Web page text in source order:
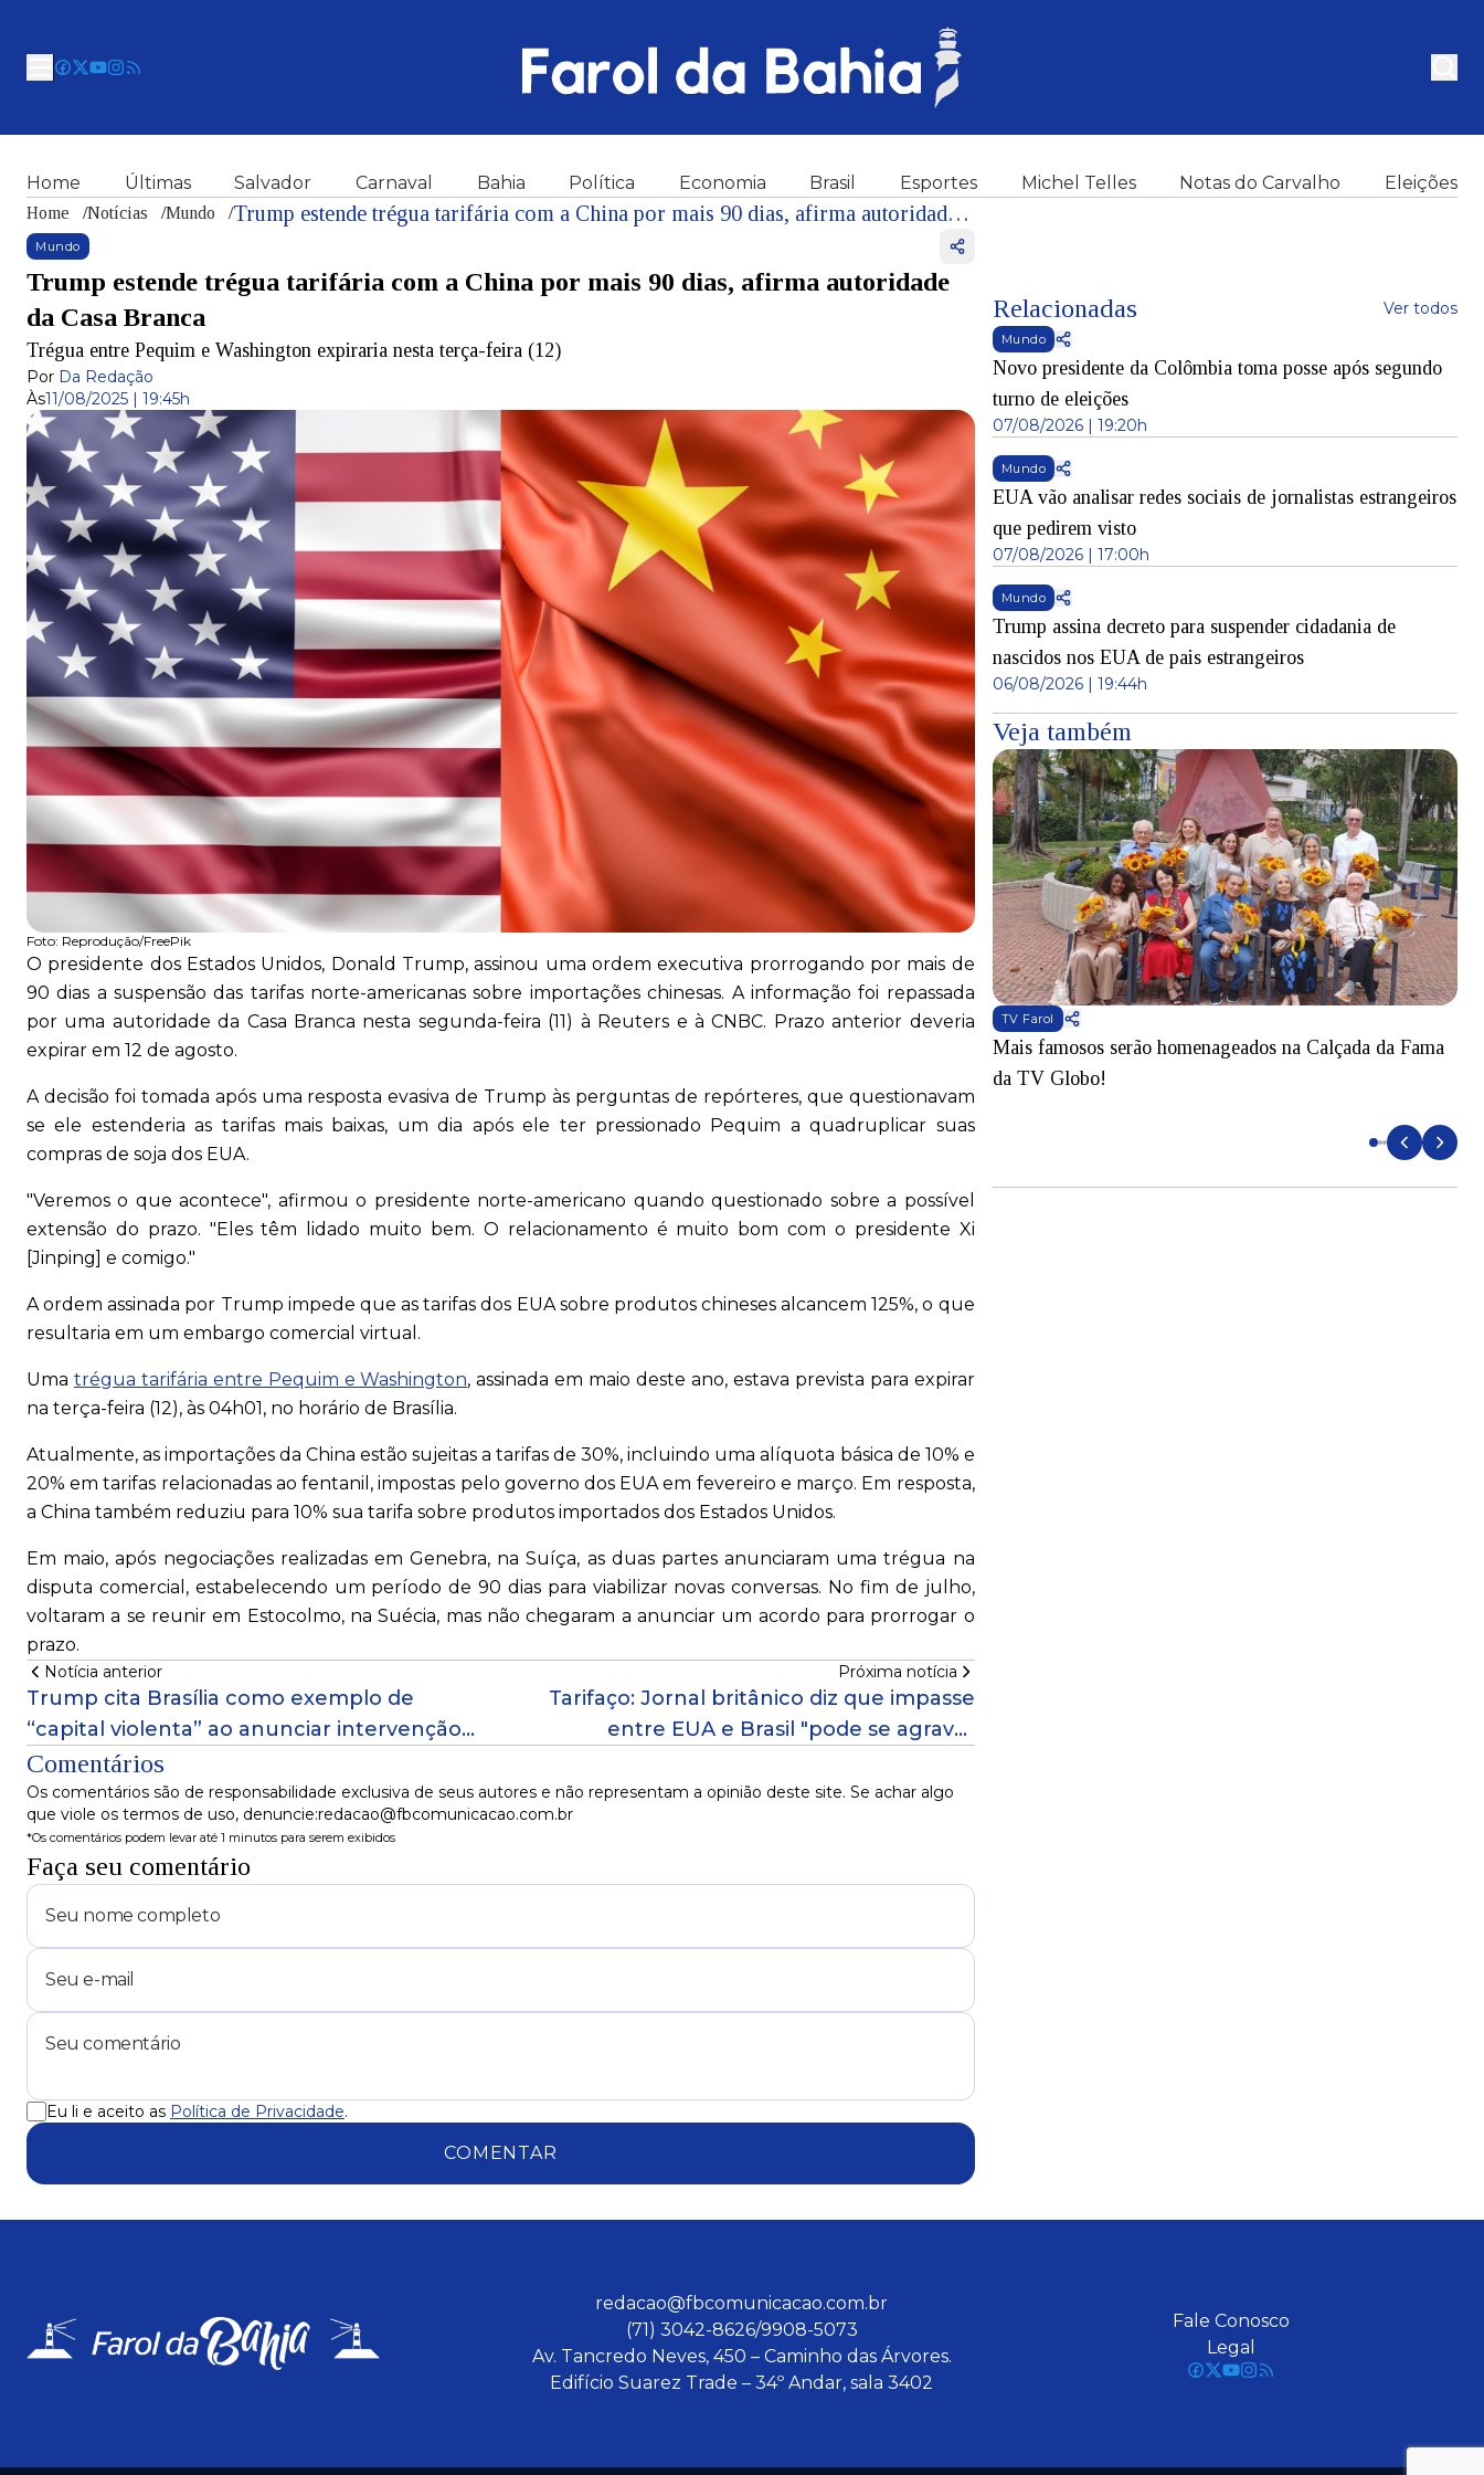
Home Últimas Salvador Carnaval Bahia Política Economia Brasil Esportes Michel Telles Notas do Carvalho Eleições
Home /Notícias /Mundo / Trump estende trégua tarifária com a China por mais 90 dias, afirma autoridade da Casa Branca
Mundo
Trump estende trégua tarifária com a China por mais 90 dias, afirma autoridade
da Casa Branca
Trégua entre Pequim e Washington expiraria nesta terça-feira (12)
Por Da Redação
Às11/08/2025 | 19:45h
Foto: Reprodução/FreePik
O presidente dos Estados Unidos, Donald Trump, assinou uma ordem executiva prorrogando por mais de
90 dias a suspensão das tarifas norte-americanas sobre importações chinesas. A informação foi repassada
por uma autoridade da Casa Branca nesta segunda-feira (11) à Reuters e à CNBC. Prazo anterior deveria
expirar em 12 de agosto.
A decisão foi tomada após uma resposta evasiva de Trump às perguntas de repórteres, que questionavam
se ele estenderia as tarifas mais baixas, um dia após ele ter pressionado Pequim a quadruplicar suas
compras de soja dos EUA.
"Veremos o que acontece", afirmou o presidente norte-americano quando questionado sobre a possível
extensão do prazo. "Eles têm lidado muito bem. O relacionamento é muito bom com o presidente Xi
[Jinping] e comigo."
A ordem assinada por Trump impede que as tarifas dos EUA sobre produtos chineses alcancem 125%, o que
resultaria em um embargo comercial virtual.
Uma trégua tarifária entre Pequim e Washington, assinada em maio deste ano, estava prevista para expirar
na terça-feira (12), às 04h01, no horário de Brasília.
Atualmente, as importações da China estão sujeitas a tarifas de 30%, incluindo uma alíquota básica de 10% e
20% em tarifas relacionadas ao fentanil, impostas pelo governo dos EUA em fevereiro e março. Em resposta,
a China também reduziu para 10% sua tarifa sobre produtos importados dos Estados Unidos.
Em maio, após negociações realizadas em Genebra, na Suíça, as duas partes anunciaram uma trégua na
disputa comercial, estabelecendo um período de 90 dias para viabilizar novas conversas. No fim de julho,
voltaram a se reunir em Estocolmo, na Suécia, mas não chegaram a anunciar um acordo para prorrogar o
prazo.
Notícia anterior
Trump cita Brasília como exemplo de
“capital violenta” ao anunciar intervenção
federal em Washington
Próxima notícia
Tarifaço: Jornal britânico diz que impasse
entre EUA e Brasil "pode se agravar
Comentários
Os comentários são de responsabilidade exclusiva de seus autores e não representam a opinião deste site. Se achar algo
que viole os termos de uso, denuncie:redacao@fbcomunicacao.com.br
*Os comentários podem levar até 1 minutos para serem exibidos
Faça seu comentário
Eu li e aceito as Política de Privacidade.
COMENTAR
Relacionadas Ver todos
Mundo
Novo presidente da Colômbia toma posse após segundo
turno de eleições
07/08/2026 | 19:20h
Mundo
EUA vão analisar redes sociais de jornalistas estrangeiros
que pedirem visto
07/08/2026 | 17:00h
Mundo
Trump assina decreto para suspender cidadania de
nascidos nos EUA de pais estrangeiros
06/08/2026 | 19:44h
Veja também
TV Farol
Mais famosos serão homenageados na Calçada da Fama
da TV Globo!
redacao@fbcomunicacao.com.br
(71) 3042-8626/9908-5073
Av. Tancredo Neves, 450 – Caminho das Árvores.
Edifício Suarez Trade – 34º Andar, sala 3402
Fale Conosco
Legal